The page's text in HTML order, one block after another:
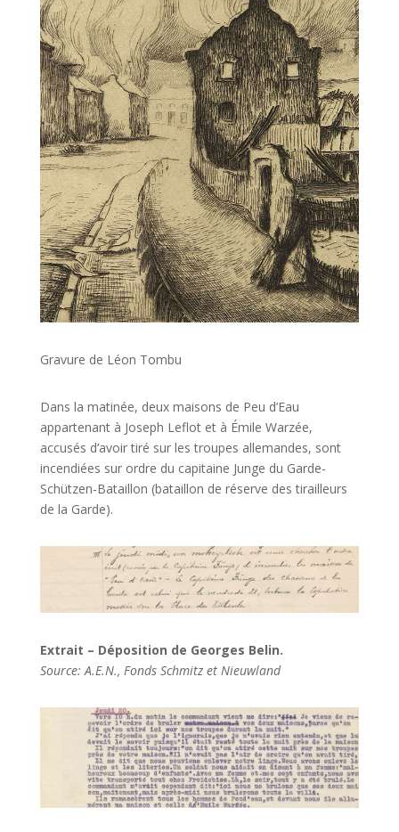
Gravure de Léon Tombu
Dans la matinée, deux maisons de Peu d’Eau
appartenant à Joseph Leflot et à Émile Warzée,
accusés d’avoir tiré sur les troupes allemandes, sont
incendiées sur ordre du capitaine Junge du Garde-
Schützen-Bataillon (bataillon de réserve des tirailleurs
de la Garde).
Extrait – Déposition de Georges Belin.
Source: A.E.N., Fonds Schmitz et Nieuwland